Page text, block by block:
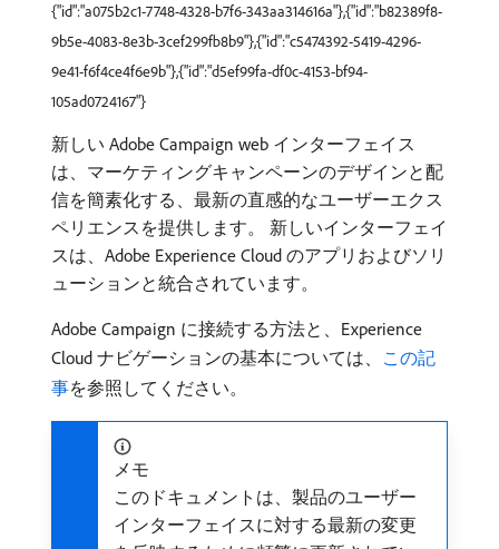
{"id":"a075b2c1-7748-4328-b7f6-343aa314616a"},{"id":"b82389f8-
9b5e-4083-8e3b-3cef299fb8b9"},{"id":"c5474392-5419-4296-
9e41-f6f4ce4f6e9b"},{"id":"d5ef99fa-df0c-4153-bf94-
105ad0724167"}
新しい Adobe Campaign web インターフェイス
は、マーケティングキャンペーンのデザインと配
信を簡素化する、最新の直感的なユーザーエクス
ペリエンスを提供します。 新しいインターフェイ
スは、Adobe Experience Cloud のアプリおよびソリ
ューションと統合されています。
Adobe Campaign に接続する方法と、Experience
Cloud ナビゲーションの基本については、 この記
事を参照してください。
メモ
このドキュメントは、製品のユーザー
インターフェイスに対する最新の変更